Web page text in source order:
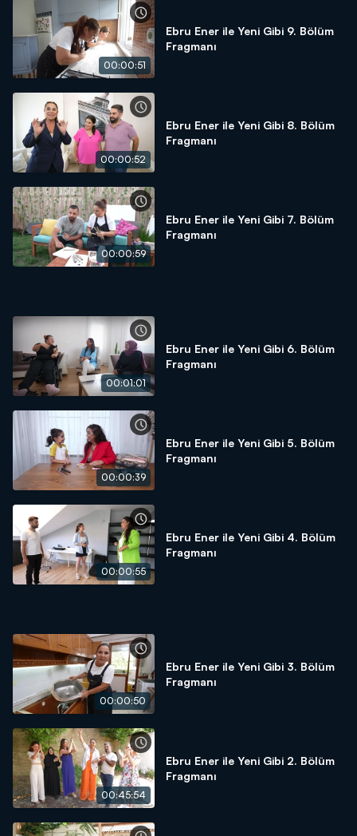
00:00:51
Ebru Ener ile Yeni Gibi 9. Bölüm
Fragmanı
00:00:52
Ebru Ener ile Yeni Gibi 8. Bölüm
Fragmanı
00:00:59
Ebru Ener ile Yeni Gibi 7. Bölüm
Fragmanı
00:01:01
Ebru Ener ile Yeni Gibi 6. Bölüm
Fragmanı
00:00:39
Ebru Ener ile Yeni Gibi 5. Bölüm
Fragmanı
00:00:55
Ebru Ener ile Yeni Gibi 4. Bölüm
Fragmanı
00:00:50
Ebru Ener ile Yeni Gibi 3. Bölüm
Fragmanı
00:45:54
Ebru Ener ile Yeni Gibi 2. Bölüm
Fragmanı